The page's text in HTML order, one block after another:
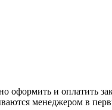
оформить и оплатить
менеджером в